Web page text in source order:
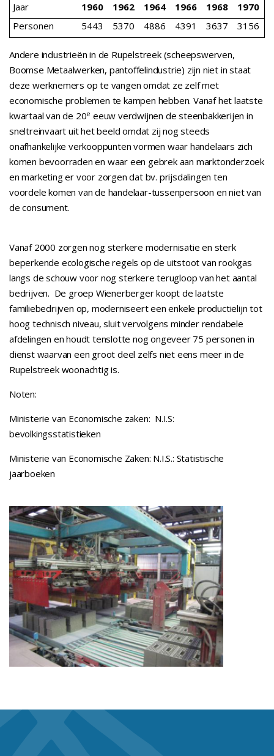
Jaar 1960 1962 1964 1966 1968
1970
Personen
5443 5370 4886 4391 3637 3156
Andere industrieën in de Rupelstreek (scheepswerven,
Boomse Metaalwerken, pantoffelindustrie) zijn niet in staat
deze werknemers op te vangen omdat ze zelf met
economische problemen te kampen hebben. Vanaf het laatste
kwartaal van de 20e eeuw verdwijnen de steenbakkerijen in
sneltreinvaart uit het beeld omdat zij nog steeds
onafhankelijke verkooppunten vormen waar handelaars zich
komen bevoorraden en waar een gebrek aan marktonderzoek
en marketing er voor zorgen dat bv. prijsdalingen ten
voordele komen van de handelaar-tussenpersoon en niet van
de consument.
Vanaf 2000 zorgen nog sterkere modernisatie en sterk
beperkende ecologische regels op de uitstoot van rookgas
langs de schouw voor nog sterkere terugloop van het aantal
bedrijven. De groep Wienerberger koopt de laatste
familiebedrijven op, moderniseert een enkele productielijn tot
hoog technisch niveau, sluit vervolgens minder rendabele
afdelingen en houdt tenslotte nog ongeveer 75 personen in
dienst waarvan een groot deel zelfs niet eens meer in de
Rupelstreek woonachtig is.
Noten:
Ministerie van Economische zaken: N.I.S:
bevolkingsstatistieken
Ministerie van Economische Zaken: N.I.S.: Statistische
jaarboeken